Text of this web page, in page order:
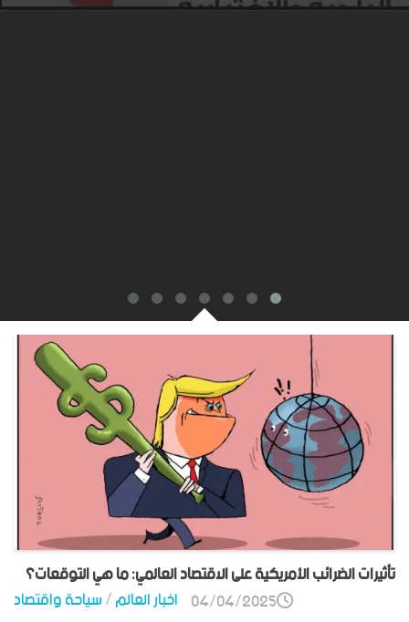
تأثيرات الضرائب الأمريكية على الاقتصاد العالمي: ما هي التوقعات؟
اخبار العالم/سياحة واقتصاد 04/04/2025